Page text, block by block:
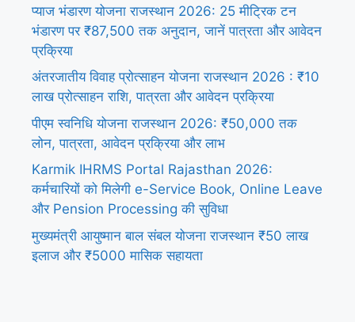
प्याज भंडारण योजना राजस्थान 2026: 25 मीट्रिक टन
भंडारण पर ₹87,500 तक अनुदान, जानें पात्रता और आवेदन
प्रक्रिया
अंतरजातीय विवाह प्रोत्साहन योजना राजस्थान 2026 : ₹10
लाख प्रोत्साहन राशि, पात्रता और आवेदन प्रक्रिया
पीएम स्वनिधि योजना राजस्थान 2026: ₹50,000 तक
लोन, पात्रता, आवेदन प्रक्रिया और लाभ
Karmik IHRMS Portal Rajasthan 2026:
कर्मचारियों को मिलेगी e-Service Book, Online Leave
और Pension Processing की सुविधा
मुख्यमंत्री आयुष्मान बाल संबल योजना राजस्थान ₹50 लाख
इलाज और ₹5000 मासिक सहायता